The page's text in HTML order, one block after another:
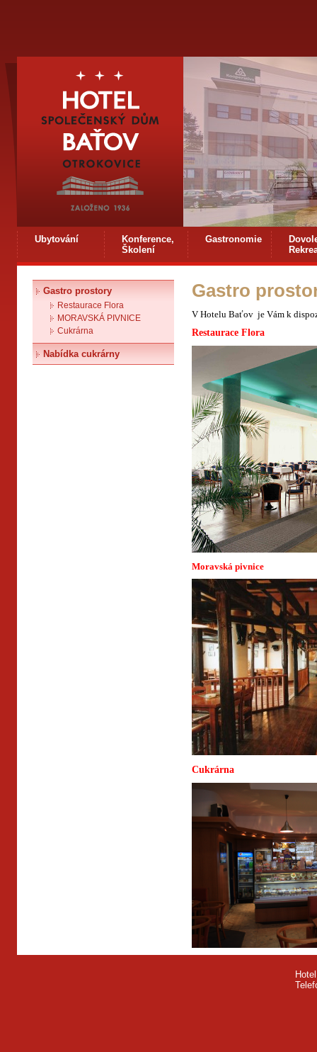
Ubytování
Konference,
Školení
Gastronomie
Gastro prostory
Restaurace Flora
MORAVSKÁ PIVNICE
Cukrárna
Nabídka cukrárny
Gastro
V Hotelu Baťov je Vám k
Restaurace Flora
Moravská pivnice
Cukrárna